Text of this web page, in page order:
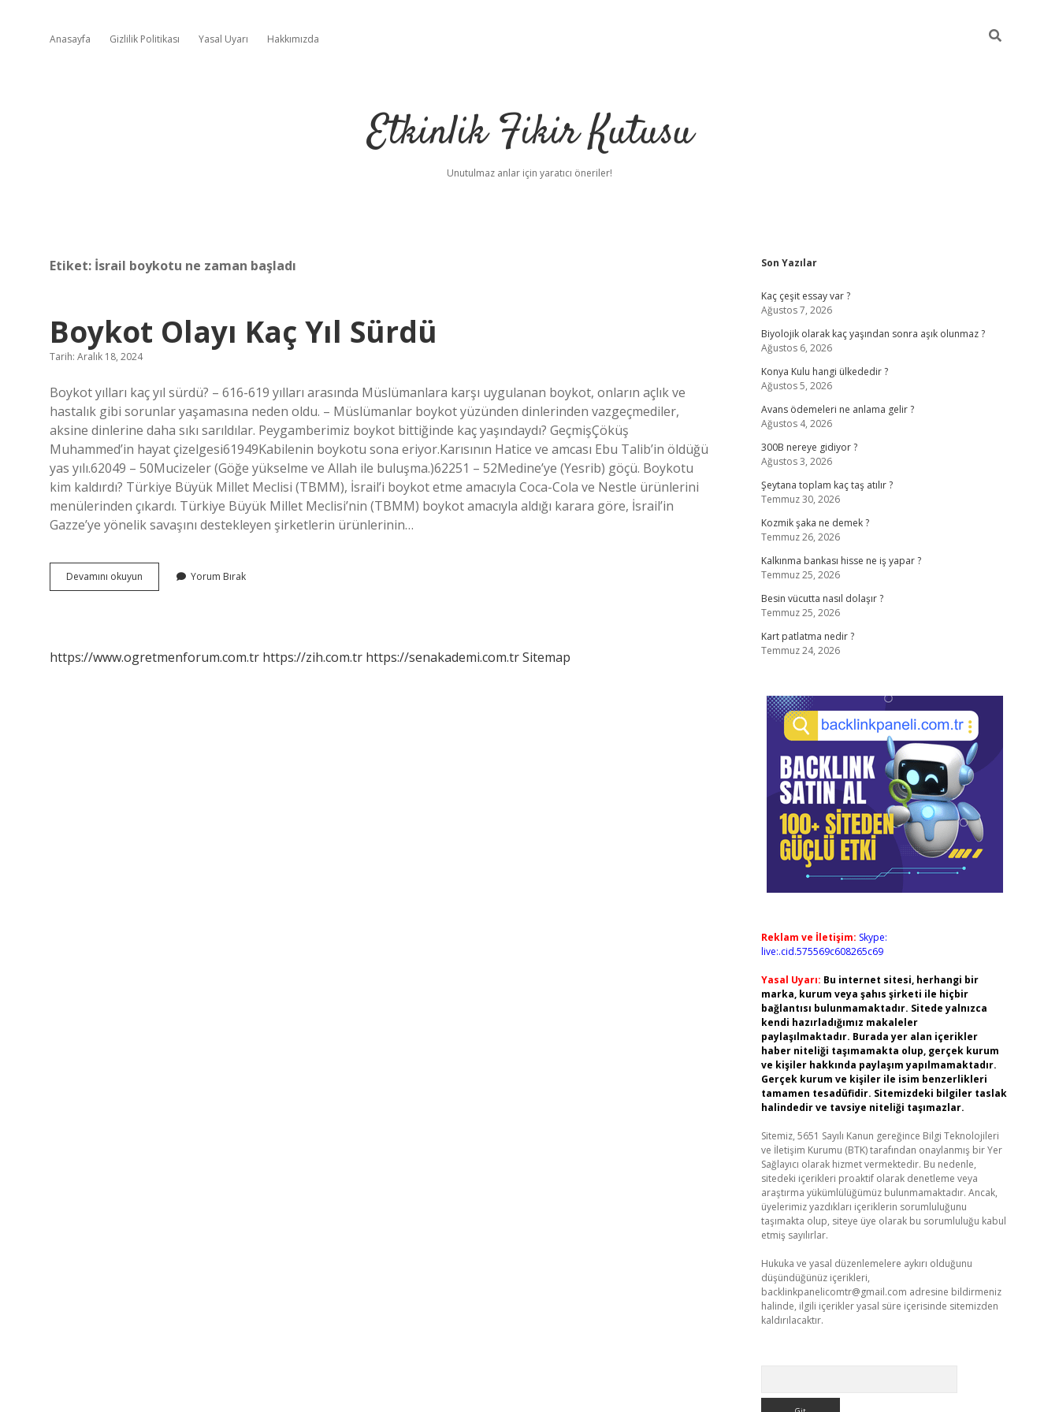
Anasayfa Gizlilik Politikası Yasal Uyarı Hakkımızda
Etkinlik Fikir Kutusu
Unutulmaz anlar için yaratıcı öneriler!
Etiket: İsrail boykotu ne zaman başladı
Boykot Olayı Kaç Yıl Sürdü
Tarih: Aralık 18, 2024
Boykot yılları kaç yıl sürdü? – 616-619 yılları arasında Müslümanlara karşı uygulanan boykot, onların açlık ve
hastalık gibi sorunlar yaşamasına neden oldu. – Müslümanlar boykot yüzünden dinlerinden vazgeçmediler,
aksine dinlerine daha sıkı sarıldılar. Peygamberimiz boykot bittiğinde kaç yaşındaydı? GeçmişÇöküş
Muhammed’in hayat çizelgesi61949Kabilenin boykotu sona eriyor.Karısının Hatice ve amcası Ebu Talib’in öldüğü
yas yılı.62049 – 50Mucizeler (Göğe yükselme ve Allah ile buluşma.)62251 – 52Medine’ye (Yesrib) göçü. Boykotu
kim kaldırdı? Türkiye Büyük Millet Meclisi (TBMM), İsrail’i boykot etme amacıyla Coca-Cola ve Nestle ürünlerini
menülerinden çıkardı. Türkiye Büyük Millet Meclisi’nin (TBMM) boykot amacıyla aldığı karara göre, İsrail’in
Gazze’ye yönelik savaşını destekleyen şirketlerin ürünlerinin…
Devamını okuyun
Olayı
Yorum Bırak
https://www.ogretmenforum.com.tr https://zih.com.tr https://senakademi.com.trSitemap
Sidebar
Son Yazılar
Kaç çeşit essay var ?
Ağustos 7, 2026
Biyolojik olarak kaç yaşından sonra aşık olunmaz ?
Ağustos 6, 2026
Konya Kulu hangi ülkededir ?
Ağustos 5, 2026
Avans ödemeleri ne anlama gelir ?
Ağustos 4, 2026
300B nereye gidiyor ?
Ağustos 3, 2026
Şeytana toplam kaç taş atılır ?
Temmuz 30, 2026
Kozmik şaka ne demek ?
Temmuz 26, 2026
Kalkınma bankası hisse ne iş yapar ?
Temmuz 25, 2026
Besin vücutta nasıl dolaşır ?
Temmuz 25, 2026
Kart patlatma nedir ?
Temmuz 24, 2026
Reklam ve İletişim: Skype:
live:.cid.575569c608265c69
Yasal Uyarı: Bu internet sitesi, herhangi bir
marka, kurum veya şahıs şirketi ile hiçbir
bağlantısı bulunmamaktadır. Sitede yalnızca
kendi hazırladığımız makaleler
paylaşılmaktadır. Burada yer alan içerikler
haber niteliği taşımamakta olup, gerçek kurum
ve kişiler hakkında paylaşım yapılmamaktadır.
Gerçek kurum ve kişiler ile isim benzerlikleri
tamamen tesadüfidir. Sitemizdeki bilgiler taslak
halindedir ve tavsiye niteliği taşımazlar.
Sitemiz, 5651 Sayılı Kanun gereğince Bilgi Teknolojileri
ve İletişim Kurumu (BTK) tarafından onaylanmış bir Yer
Sağlayıcı olarak hizmet vermektedir. Bu nedenle,
sitedeki içerikleri proaktif olarak denetleme veya
araştırma yükümlülüğümüz bulunmamaktadır. Ancak,
üyelerimiz yazdıkları içeriklerin sorumluluğunu
taşımakta olup, siteye üye olarak bu sorumluluğu kabul
etmiş sayılırlar.
Hukuka ve yasal düzenlemelere aykırı olduğunu
düşündüğünüz içerikleri,
backlinkpanelicomtr@gmail.com adresine bildirmeniz
halinde, ilgili içerikler yasal süre içerisinde sitemizden
kaldırılacaktır.